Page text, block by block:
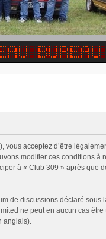
acceptez d’être
modifier ces conditions à
à « Club 309 » après que
de discussions déclaré sous
ne peut en aucun cas
anglais).